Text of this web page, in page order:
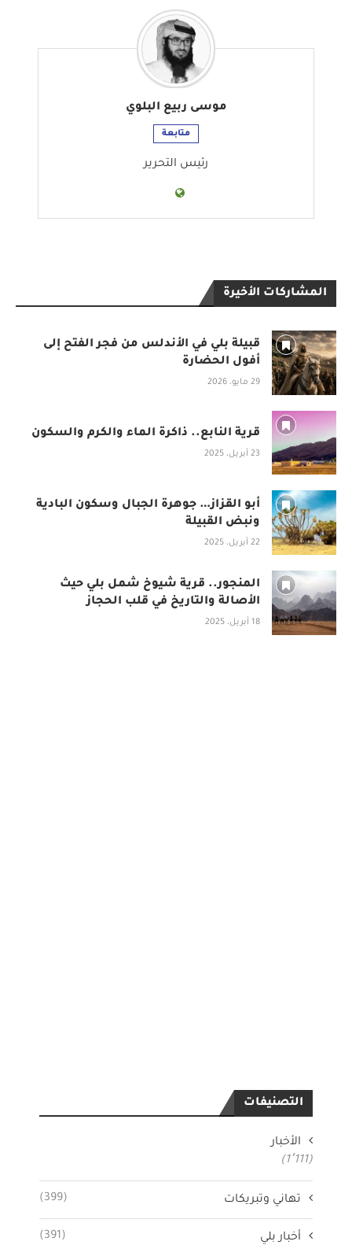
موسى ربيع البلوي
متابعة
رئيس التحرير
المشاركات الأخيرة
قبيلة بلي في الأندلس من فجر الفتح إلى
أفول الحضارة
29 مايو، 2026
قرية النابع.. ذاكرة الماء والكرم والسكون
23 أبريل، 2025
أبو القزاز… جوهرة الجبال وسكون البادية
ونبض القبيلة
22 أبريل، 2025
المنجور.. قرية شيوخ شمل بلي حيث
الأصالة والتاريخ في قلب الحجاز
18 أبريل، 2025
التصنيفات
الأخبار
(1٬111)
تهاني وتبريكات (399)
أخبار بلي (391)